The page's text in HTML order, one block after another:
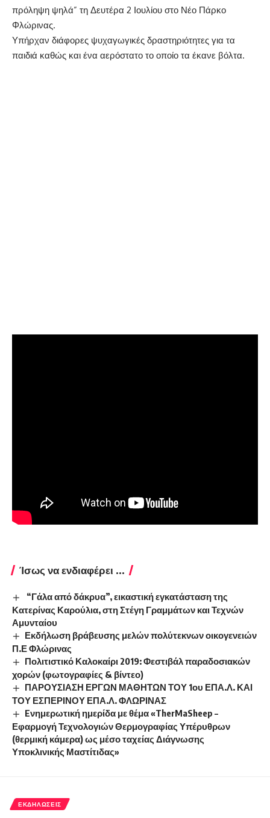
πρόληψη ψηλά” τη Δευτέρα 2 Ιουλίου στο Νέο Πάρκο
Φλώρινας.
Υπήρχαν διάφορες ψυχαγωγικές δραστηριότητες για τα
παιδιά καθώς και ένα αερόστατο το οποίο τα έκανε βόλτα.
Ίσως να ενδιαφέρει ...
“Γάλα από δάκρυα”, εικαστική εγκατάσταση της
Κατερίνας Καρούλια, στη Στέγη Γραμμάτων και Τεχνών
Αμυνταίου
Εκδήλωση βράβευσης μελών πολύτεκνων οικογενειών
Π.Ε Φλώρινας
Πολιτιστικό Καλοκαίρι 2019: Φεστιβάλ παραδοσιακών
χορών (φωτογραφίες & βίντεο)
ΠΑΡΟΥΣΙΑΣΗ ΕΡΓΩΝ ΜΑΘΗΤΩΝ ΤΟΥ 1ου ΕΠΑ.Λ. ΚΑΙ
ΤΟΥ ΕΣΠΕΡΙΝΟΥ ΕΠΑ.Λ. ΦΛΩΡΙΝΑΣ
Eνημερωτική ημερίδα με θέμα «TherMaSheep –
Εφαρμογή Τεχνολογιών Θερμογραφίας Υπέρυθρων
(θερμική κάμερα) ως μέσο ταχείας Διάγνωσης
Υποκλινικής Μαστίτιδας»
ΕΚΔΗΛΏΣΕΙΣ